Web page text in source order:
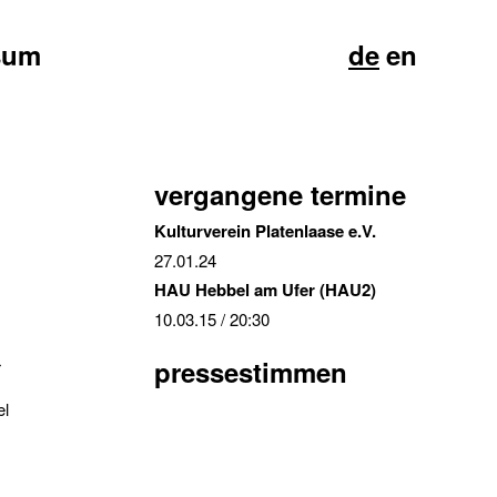
deen
vergangene termine
Kulturverein Platenlaase e.V.
27.01.24
HAU Hebbel am Ufer (HAU2)
10.03.15/ 20:30
pressestimmen